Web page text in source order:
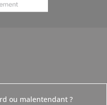
ou malentendant ?